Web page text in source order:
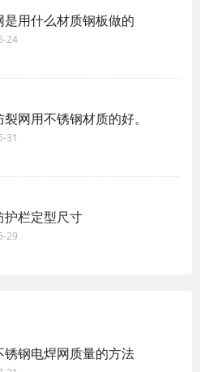
是用什么材质钢板做的
24
网用不锈钢材质的好。
31
护栏定型尺寸
29
锈钢电焊网质量的方法